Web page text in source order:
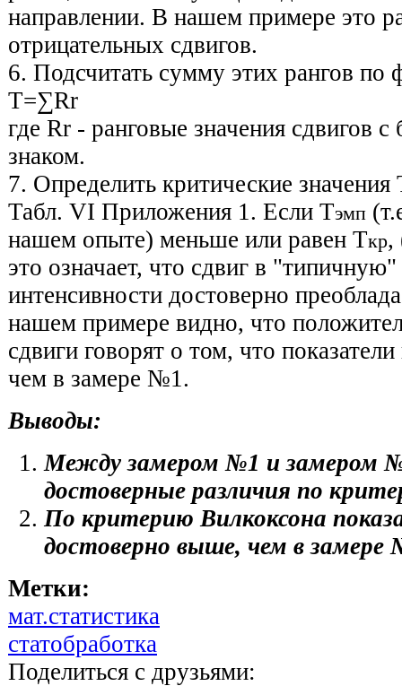
направлении. В нашем примере это
отрицательных сдвигов.
6. Подсчитать сумму этих рангов по
T=∑Rr
где Rr - ранговые значения сдвигов с
знаком.
7. Определить критические
Табл. VI Приложения 1. Если Тэмп
нашем опыте) меньше или равен Ткр,
это означает, что сдвиг в
интенсивности достоверно
нашем примере видно, что
сдвиги говорят о том, что
чем в замере №1.
Выводы:
Между замером №1 и замером
достоверные различия по
По критерию Вилкоксона
достоверно выше, чем в замере
Метки:
мат.статистика
статобработка
Поделиться с друзьями: